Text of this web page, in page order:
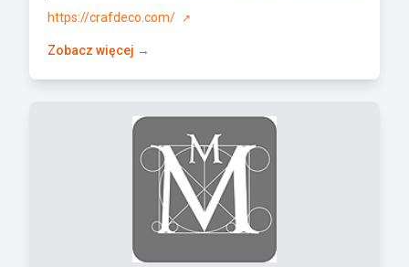
https://crafdeco.com/ ↗
Zobacz więcej →